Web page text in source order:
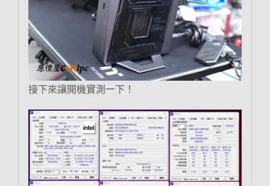
接下來讓開機實測一下！